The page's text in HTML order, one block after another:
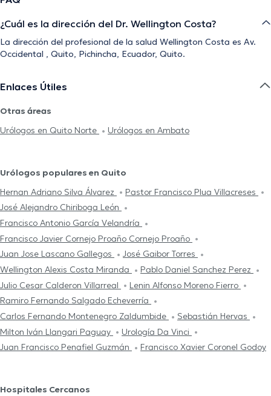
¿Cuál es la dirección del Dr. Wellington Costa?
La dirección del profesional de la salud Wellington Costa es Av.
Occidental , Quito, Pichincha, Ecuador, Quito.
Enlaces Útiles
Otras áreas
Urólogos en Quito Norte
Urólogos en Ambato
Urólogos populares en Quito
Hernan Adriano Silva Álvarez
Pastor Francisco Plua Villacreses
José Alejandro Chiriboga León
Francisco Antonio García Velandría
Francisco Javier Cornejo Proaño Cornejo Proaño
Juan Jose Lascano Gallegos
José Gaibor Torres
Wellington Alexis Costa Miranda
Pablo Daniel Sanchez Perez
Julio Cesar Calderon Villarreal
Lenin Alfonso Moreno Fierro
Ramiro Fernando Salgado Echeverría
Carlos Fernando Montenegro Zaldumbide
Sebastián Hervas
Milton Iván Llangari Paguay
Urología Da Vinci
Juan Francisco Penafiel Guzmán
Francisco Xavier Coronel Godoy
Hospitales Cercanos